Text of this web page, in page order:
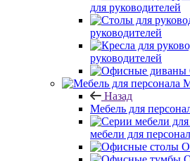
для руководителей
руководителей
руководителей
Назад
Мебель для
мебели для